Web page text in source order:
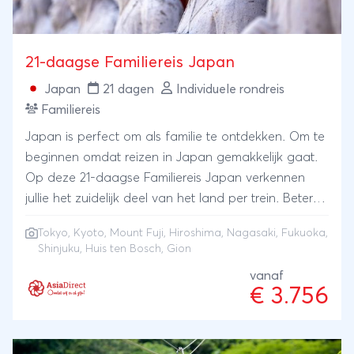
21-daagse Familiereis Japan
Japan 21 dagen
Individuele rondreis
Familiereis
Japan is perfect om als familie te ontdekken. Om te
beginnen omdat reizen in Japan gemakkelijk gaat.
Op deze 21-daagse Familiereis Japan verkennen
jullie het zuidelijk deel van het land per trein. Beter
alleen een prachtig land met een rijke cultuur en
land, met een behulpzame zeer beleefde bevolking.
Japan is ook perfect voor families omdat het voor
wijken, van geisha's en shoguns tot de nieuwste
Tokyo, Kyoto, Mount Fuji, Hiroshima, Nagasaki, Fukuoka,
Shinjuku, Huis ten Bosch, Gion
vanaf
€ 3.756